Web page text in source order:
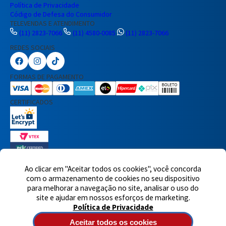
Ao clicar em "Aceitar todos os cookies", você concorda
com o armazenamento de cookies no seu dispositivo
para melhorar a navegação no site, analisar o uso do
site e ajudar em nossos esforços de marketing.
Política de Privacidade
Aceitar todos os cookies
Política de Privacidade
Código de Defesa do Consumidor
TELEVENDAS E ATENDIMENTO
(11) 2823-7066
(11) 4580-0085
(11) 2823-7066
REDES SOCIAIS
FORMAS DE PAGAMENTO
CERTIFICADOS
7460 avaliações reais
© 2025,Eletrônica Santana Ltda. Todos os direitos reservados.
Voluntários da Pátria, 1495 - Santana - CEP 02011-200 - São Paulo -
Atendimento de segunda à quinta-feira das 8h às 18h e sexta-
feira das 8h às 17h - CNPJ: 60717899/0001-90
Nome Completo
Iniciar Conversa